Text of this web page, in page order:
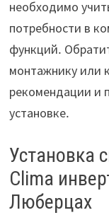
необходимо
потребности в
функций․
монтажнику или
рекомендации и
установке․
Установка
Clima
Люберцах